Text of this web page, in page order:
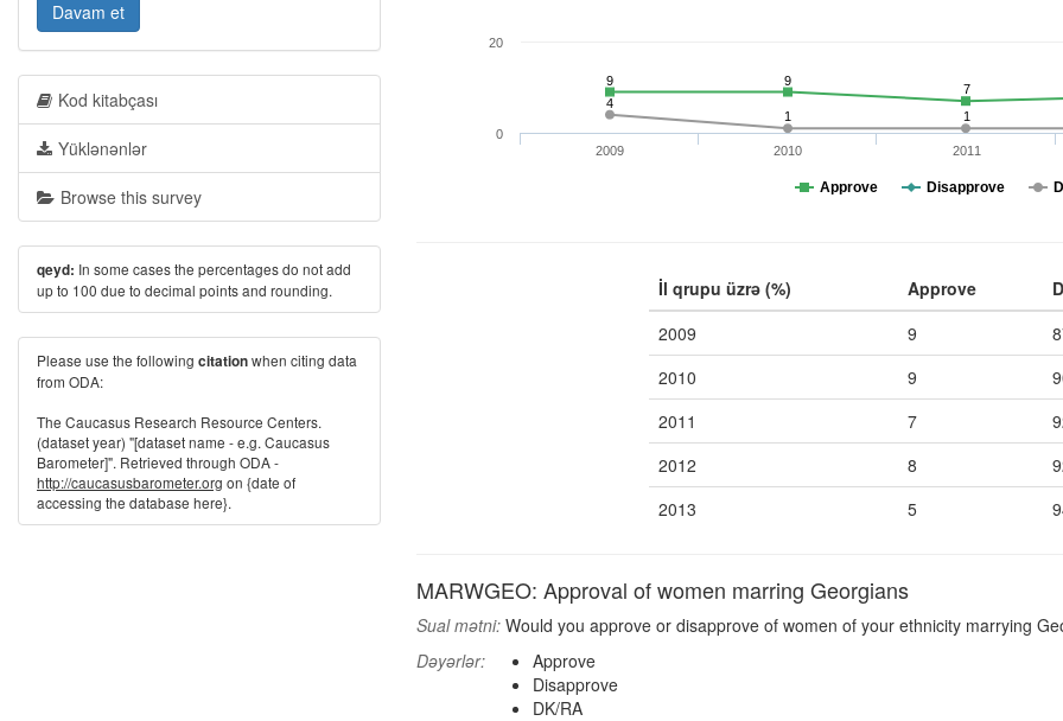
4
1
1
9 9
7
Approve Disapprove
2009 2010 2011
0
20
İl qrupu üzrə (%) Approve
2009
9
2010
9
2011
7
2012
8
2013
5
MARWGEO: Approval of women marring Georgians
Sual mətni: Would you approve or disapprove of women of your ethnicity marrying
Dəyərlər:
Approve
Disapprove
DK/RA
Davam et
Kod kitabçası
Yüklənənlər
Browse this survey
qeyd: In some cases the percentages do not add
up to 100 due to decimal points and rounding.
Please use the following citationwhen citing data
from ODA:
The Caucasus Research Resource Centers.
(dataset year) "[dataset name - e.g. Caucasus
Barometer]". Retrieved through ODA -
http://caucasusbarometer.org on {date of
accessing the database here}.